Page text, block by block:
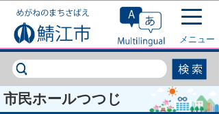
このページの本文へ移動
メニュー
市民ホールつつじ